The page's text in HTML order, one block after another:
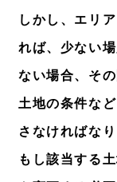
しかし、エリ
れば、少ない
ない場合、そ
土地の条件な
さなければなり
もし該当する